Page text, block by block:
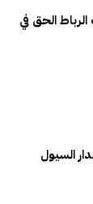
الحق في
السيول